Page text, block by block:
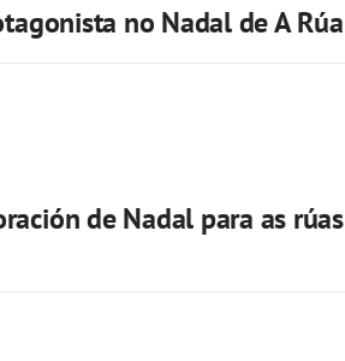
no Nadal de A Rúa
de Nadal para as rúas